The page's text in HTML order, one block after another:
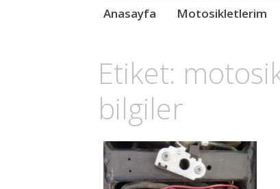
Skip
Anasayfa Motosikletlerim
Etiket:
bilgiler